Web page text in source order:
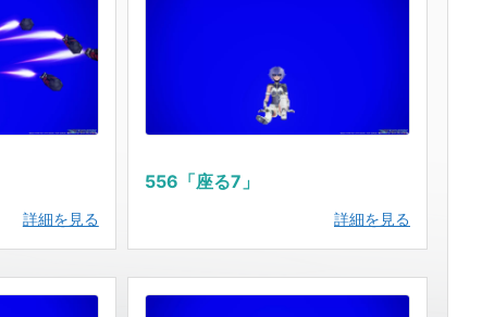
詳細を見る
556「座る7」
詳細を見る